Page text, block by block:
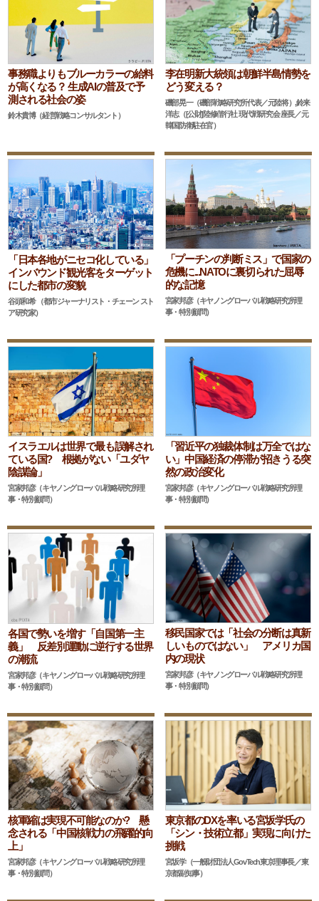
事務職よりもブルーカラーの給料
が高くなる？ 生成AIの普及で予
測される社会の姿
鈴木貴博（経営戦略コンサルタント）
李在明新大統領は朝鮮半島情勢を
どう変える？
磯部晃一（磯部戦略研究所代表／元陸将）,鈴来
洋志（[公財]陸修偕行社 現代戦研究会 座長／元
韓国防衛駐在官）
「日本各地がニセコ化している」
インバウンド観光客をターゲット
にした都市の変貌
谷頭和希 （都市ジャーナリスト・チェーン スト
ア研究家）
「プーチンの判断ミス」で国家の
危機に...NATOに裏切られた屈辱
的な記憶
宮家邦彦（キヤノングローバル戦略研究所理
事・特別顧問）
イスラエルは世界で最も誤解され
ている国? 根拠がない「ユダヤ
陰謀論」
宮家邦彦（キヤノングローバル戦略研究所理
事・特別顧問）
「習近平の独裁体制は万全ではな
い」中国経済の停滞が招きうる突
然の政治変化
宮家邦彦（キヤノングローバル戦略研究所理
事・特別顧問）
各国で勢いを増す「自国第一主
義」 反差別運動に逆行する世界
の潮流
宮家邦彦（キヤノングローバル戦略研究所理
事・特別顧問）
移民国家では「社会の分断は真新
しいものではない」 アメリカ国
内の現状
宮家邦彦（キヤノングローバル戦略研究所理
事・特別顧問）
核軍縮は実現不可能なのか? 懸
念される「中国核戦力の飛躍的向
上」
宮家邦彦（キヤノングローバル戦略研究所理
事・特別顧問）
東京都のDXを率いる宮坂学氏の
「シン・技術立都」実現に向けた
挑戦
宮坂学（一般財団法人GovTech東京理事長／東
京都副知事）